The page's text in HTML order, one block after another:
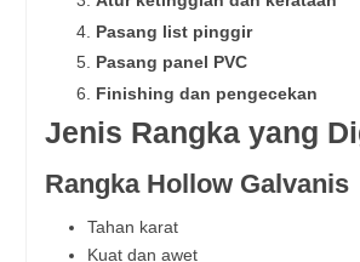
Pasang list pinggir
Pasang panel PVC
Finishing dan pengecekan
Jenis Rangka yang
Rangka Hollow Galvanis
Tahan karat
Kuat dan awet